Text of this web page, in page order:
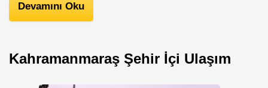
Devamını Oku
Kahramanmaraş Şehir İçi Ulaşım